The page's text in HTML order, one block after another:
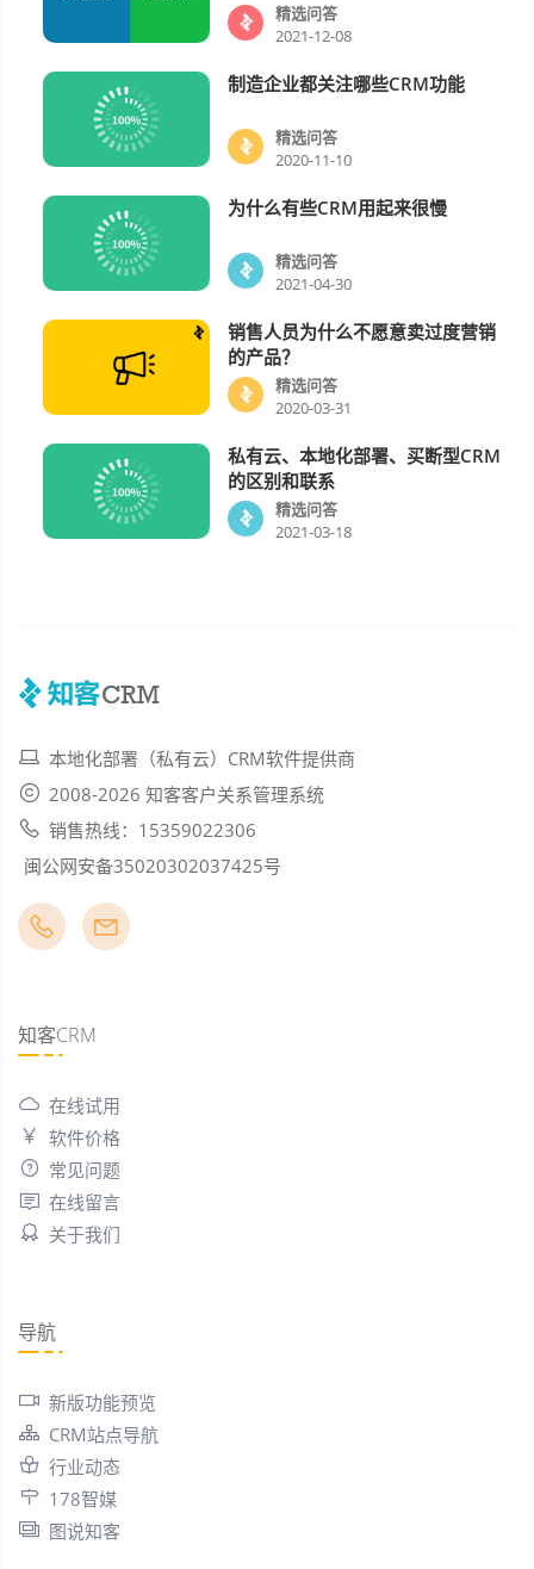
精选问答
2021-12-08
制造企业都关注哪些CRM功能
精选问答
2020-11-10
为什么有些CRM用起来很慢
精选问答
2021-04-30
销售人员为什么不愿意卖过度营销
的产品？
精选问答
2020-03-31
私有云、本地化部署、买断型CRM
的区别和联系
精选问答
2021-03-18
本地化部署（私有云）CRM软件提供商
2008-2026 知客客户关系管理系统
销售热线：15359022306
闽公网安备35020302037425号
知客CRM
在线试用
软件价格
常见问题
在线留言
关于我们
导航
新版功能预览
CRM站点导航
行业动态
178智媒
图说知客